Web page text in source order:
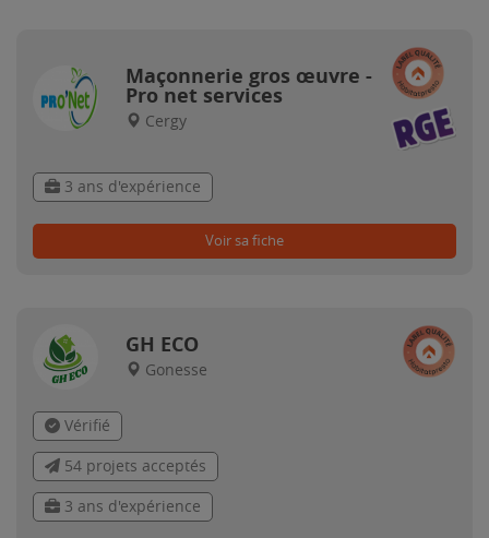
Maçonnerie gros œuvre -
Pro net services
Cergy
3 ans d'expérience
Voir sa fiche
GH ECO
Gonesse
Vérifié
54 projets acceptés
3 ans d'expérience